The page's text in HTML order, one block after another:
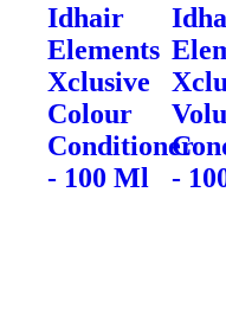
Idhair
Elements
Xclusive
Colour
Conditioner
- 100 Ml
-